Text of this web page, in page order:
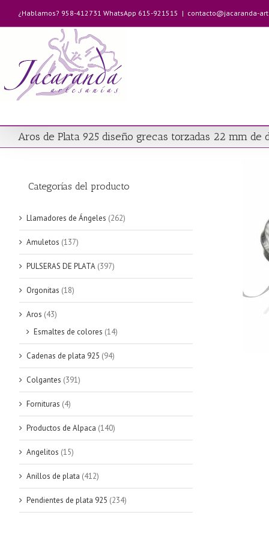
contenido
¿Hablamos? 958-412731 WhatsApp 615-921515 | contacto@jacaranda-
Aros de Plata 925 diseño grecas torzadas 22 mm de
Categorías del producto
Llamadores de Ángeles (262)
Amuletos (137)
PULSERAS DE PLATA (397)
Orgonitas (18)
Aros (43)
Esmaltes de colores (14)
Cadenas de plata 925 (94)
Colgantes (391)
Fornituras (4)
Productos de Alpaca (140)
Angelitos (15)
Anillos de plata (412)
Pendientes de plata 925 (234)